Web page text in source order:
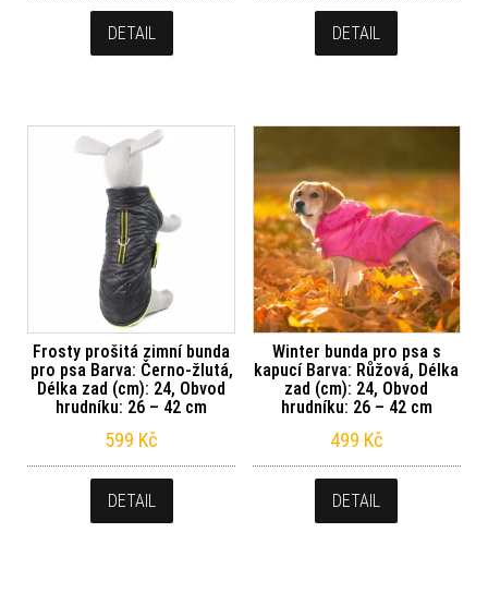
DETAIL DETAIL
Frosty prošitá zimní bunda
pro psa Barva: Černo-žlutá,
Délka zad (cm): 24, Obvod
hrudníku: 26 – 42 cm
599 Kč
DETAIL
Winter bunda pro psa s
kapucí Barva: Růžová, Délka
zad (cm): 24, Obvod
hrudníku: 26 – 42 cm
499 Kč
DETAIL